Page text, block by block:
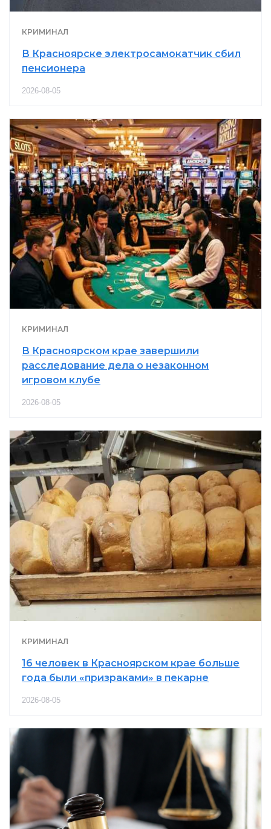
КРИМИНАЛ
В Красноярске электросамокатчик сбил
пенсионера
2026-08-05
КРИМИНАЛ
В Красноярском крае завершили
расследование дела о незаконном
игровом клубе
2026-08-05
КРИМИНАЛ
16 человек в Красноярском крае больше
года были «призраками» в пекарне
2026-08-05